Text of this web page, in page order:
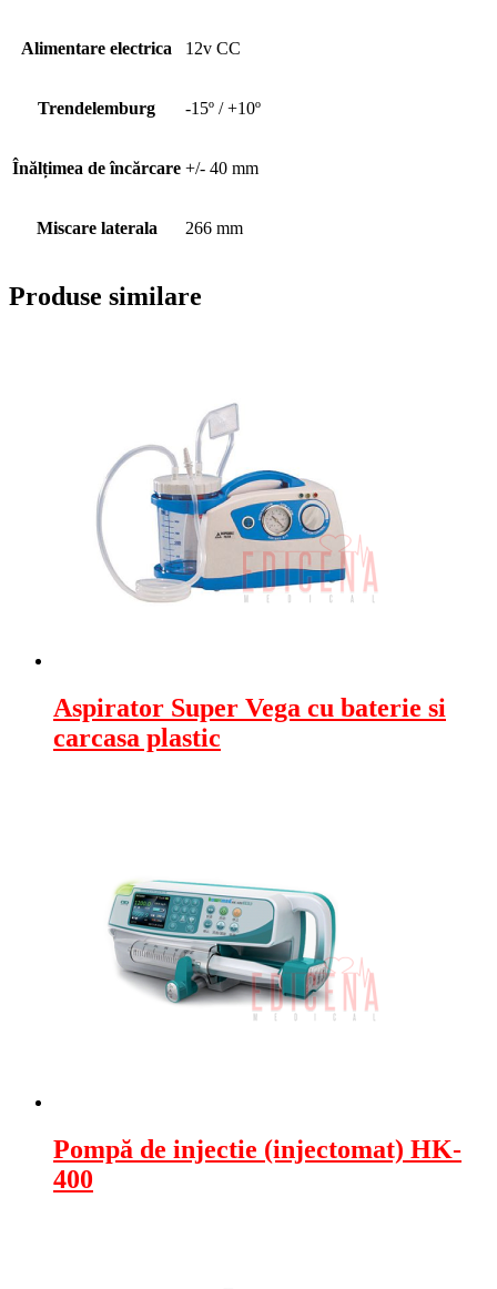
Alimentare electrica 12v CC
Trendelemburg -15º / +10º
Înălțimea de încărcare +/- 40 mm
Miscare laterala 266 mm
Produse similare
Aspirator Super Vega cu baterie si
carcasa plastic
Pompă de injectie (injectomat) HK-
400